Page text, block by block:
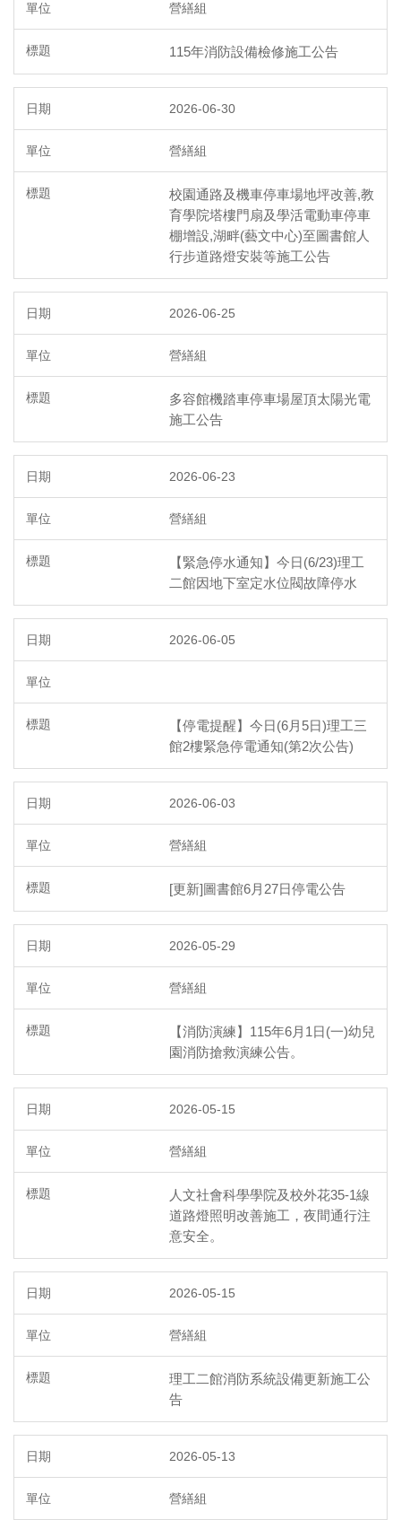
營繕組
115年消防設備檢修施工公告
2026-06-30
營繕組
校園通路及機車停車場地坪改善,教
育學院塔樓門扇及學活電動車停車
棚增設,湖畔(藝文中心)至圖書館人
行步道路燈安裝等施工公告
2026-06-25
營繕組
多容館機踏車停車場屋頂太陽光電
施工公告
2026-06-23
營繕組
【緊急停水通知】今日(6/23)理工
二館因地下室定水位閥故障停水
2026-06-05
【停電提醒】今日(6月5日)理工三
館2樓緊急停電通知(第2次公告)
2026-06-03
營繕組
[更新]圖書館6月27日停電公告
2026-05-29
營繕組
【消防演練】115年6月1日(一)幼兒
園消防搶救演練公告。
2026-05-15
營繕組
人文社會科學學院及校外花35-1線
道路燈照明改善施工，夜間通行注
意安全。
2026-05-15
營繕組
理工二館消防系統設備更新施工公
告
2026-05-13
營繕組